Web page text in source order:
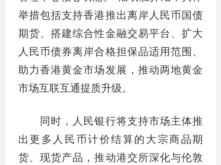
协会治
举措包括支持香港推出离岸人民币国债
期货、搭建综合性金融交易平台、扩大
人民币债券离岸合格担保品适用范围、
助力香港黄金市场发展，推动两地黄金
市场互联互通提质升级。
同时，人民银行将支持市场主体推
出更多人民币计价结算的大宗商品期
货、现货产品，推动港交所深化与伦敦